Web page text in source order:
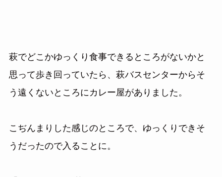
萩でどこかゆっくり食事できるところがないかと
思って歩き回っていたら、萩バスセンターからそ
う遠くないところにカレー屋がありました。
こぢんまりした感じのところで、ゆっくりできそ
うだったので入ることに。